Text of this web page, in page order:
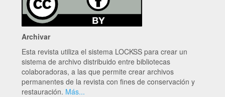
Archivar
Esta revista utiliza el sistema LOCKSS para crear un
sistema de archivo distribuido entre bibliotecas
colaboradoras, a las que permite crear archivos
permanentes de la revista con fines de conservación y
restauración. Más...